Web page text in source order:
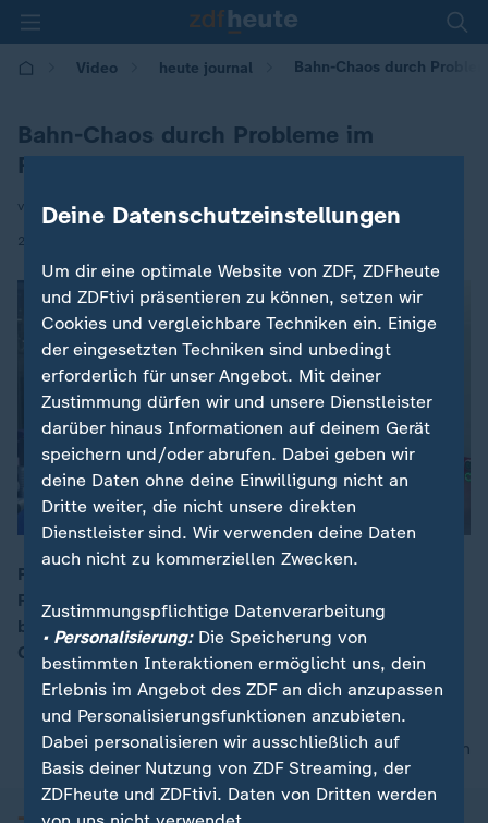
Video heute journal Bahn-Chaos durch
Bahn-Chaos durch Probleme im
Funksystem
von Markus Gross / Roman Lescovar
24.06.2026 | 21:45
00:17
Probleme im konzerneigenen Digitalfunksystem GSM-
R: Damit begründete die Deutsche Bahn den
bundesweiten Stillstand des Personen- und
Güterverkehrs. Ist das System veraltet?
nach oben
Deine Datenschutzeinstellungen
Um dir eine optimale Website von ZDF, ZDFheute
und ZDFtivi präsentieren zu können, setzen wir
Cookies und vergleichbare Techniken ein. Einige
der eingesetzten Techniken sind unbedingt
erforderlich für unser Angebot. Mit deiner
Zustimmung dürfen wir und unsere Dienstleister
darüber hinaus Informationen auf deinem Gerät
speichern und/oder abrufen. Dabei geben wir
deine Daten ohne deine Einwilligung nicht an
Dritte weiter, die nicht unsere direkten
Dienstleister sind. Wir verwenden deine Daten
auch nicht zu kommerziellen Zwecken.
Zustimmungspflichtige Datenverarbeitung
• Personalisierung:Die Speicherung von
bestimmten Interaktionen ermöglicht uns, dein
Erlebnis im Angebot des ZDF an dich anzupassen
und Personalisierungsfunktionen anzubieten.
Dabei personalisieren wir ausschließlich auf
Basis deiner Nutzung von ZDF Streaming, der
ZDFheute und ZDFtivi. Daten von Dritten werden